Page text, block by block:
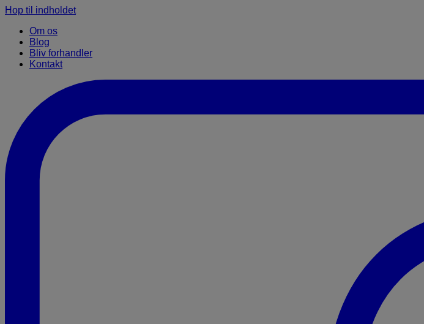
Hop til indholdet
Om os
Blog
Bliv forhandler
Kontakt